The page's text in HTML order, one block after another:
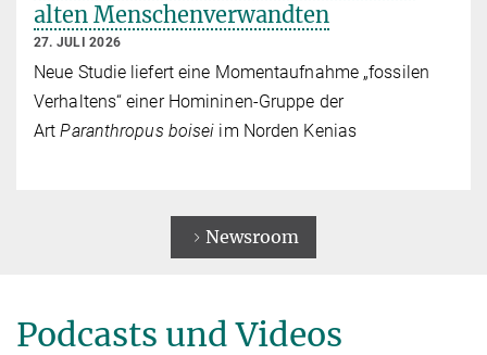
alten Menschenverwandten
27. JULI 2026
Neue Studie liefert eine Momentaufnahme „fossilen
Verhaltens“ einer Homininen-Gruppe der
ArtParanthropus boisei im Norden Kenias
Newsroom
Podcasts und Videos